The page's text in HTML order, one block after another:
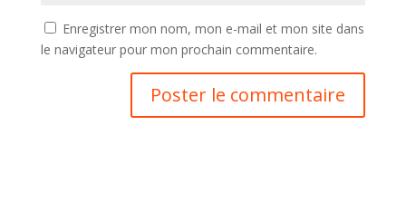
Enregistrer mon nom, mon e-mail et mon site dans
le navigateur pour mon prochain commentaire.